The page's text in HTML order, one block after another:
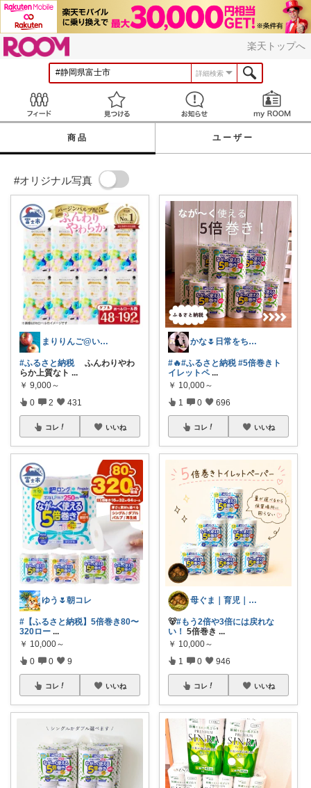
楽天トップへ
詳細検索
見つける お知らせ
商品 ユーザー
#オリジナル写真
まりりんご@いつも感謝です🍎
#ふるさと納税ふんわりやわ
らか上質なト ...
￥ 9,000～
0 2 431
コレ いいね
ゆう🌷朝コレ
#【ふるさと納税】5倍巻き80〜
320ロー ...
￥ 10,000～
0 0 9
コレ いいね
かな🌷日常をちょっと豊かにするもの
#🔥#ふるさと納税 #5倍巻きト
イレットペ ...
￥ 10,000～
1 0 696
コレ いいね
母ぐま｜育児｜シンプルライフ｜朝コレ
🐻#もう2倍や3倍には戻れな
い！ 5倍巻き ...
￥ 10,000～
1 0 946
コレ いいね